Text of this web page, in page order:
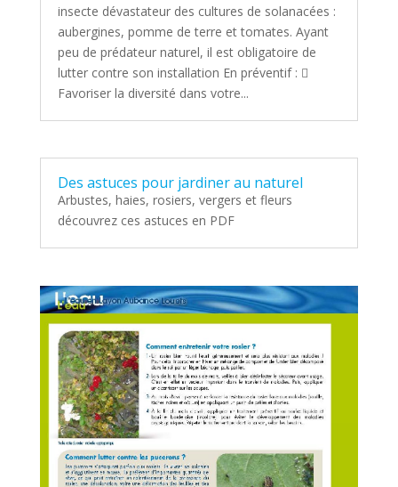
insecte dévastateur des cultures de solanacées :
aubergines, pomme de terre et tomates. Ayant
peu de prédateur naturel, il est obligatoire de
lutter contre son installation En préventif : 
Favoriser la diversité dans votre...
Des astuces pour jardiner au naturel
Arbustes, haies, rosiers, vergers et fleurs
découvrez ces astuces en PDF